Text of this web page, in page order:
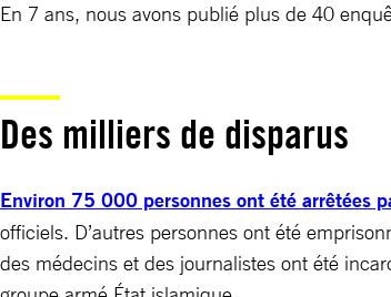
En 7 ans, nous avons publié plus de 40
Des milliers de disparus
Environ 75 000 personnes ont été arrêtées
officiels. D’autres personnes ont été
des médecins et des journalistes ont été